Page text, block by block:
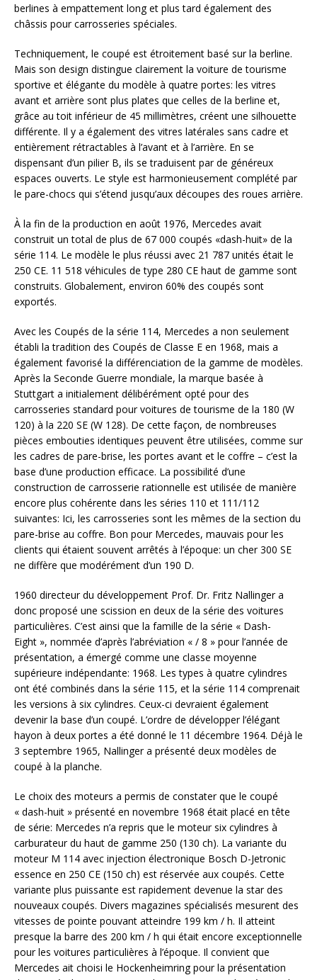
berlines à empattement long et plus tard également des
châssis pour carrosseries spéciales.
Techniquement, le coupé est étroitement basé sur la berline.
Mais son design distingue clairement la voiture de tourisme
sportive et élégante du modèle à quatre portes: les vitres
avant et arrière sont plus plates que celles de la berline et,
grâce au toit inférieur de 45 millimètres, créent une silhouette
différente. Il y a également des vitres latérales sans cadre et
entièrement rétractables à l’avant et à l’arrière. En se
dispensant d’un pilier B, ils se traduisent par de généreux
espaces ouverts. Le style est harmonieusement complété par
le pare-chocs qui s’étend jusqu’aux découpes des roues arrière.
À la fin de la production en août 1976, Mercedes avait
construit un total de plus de 67 000 coupés «dash-huit» de la
série 114. Le modèle le plus réussi avec 21 787 unités était le
250 CE. 11 518 véhicules de type 280 CE haut de gamme sont
construits. Globalement, environ 60% des coupés sont
exportés.
Avec les Coupés de la série 114, Mercedes a non seulement
établi la tradition des Coupés de Classe E en 1968, mais a
également favorisé la différenciation de la gamme de modèles.
Après la Seconde Guerre mondiale, la marque basée à
Stuttgart a initialement délibérément opté pour des
carrosseries standard pour voitures de tourisme de la 180 (W
120) à la 220 SE (W 128). De cette façon, de nombreuses
pièces embouties identiques peuvent être utilisées, comme sur
les cadres de pare-brise, les portes avant et le coffre – c’est la
base d’une production efficace. La possibilité d’une
construction de carrosserie rationnelle est utilisée de manière
encore plus cohérente dans les séries 110 et 111/112
suivantes: Ici, les carrosseries sont les mêmes de la section du
pare-brise au coffre. Bon pour Mercedes, mauvais pour les
clients qui étaient souvent arrêtés à l’époque: un cher 300 SE
ne diffère que modérément d’un 190 D.
1960 directeur du développement Prof. Dr. Fritz Nallinger a
donc proposé une scission en deux de la série des voitures
particulières. C’est ainsi que la famille de la série « Dash-
Eight », nommée d’après l’abréviation « / 8 » pour l’année de
présentation, a émergé comme une classe moyenne
supérieure indépendante: 1968. Les types à quatre cylindres
ont été combinés dans la série 115, et la série 114 comprenait
les versions à six cylindres. Ceux-ci devraient également
devenir la base d’un coupé. L’ordre de développer l’élégant
hayon à deux portes a été donné le 11 décembre 1964. Déjà le
3 septembre 1965, Nallinger a présenté deux modèles de
coupé à la planche.
Le choix des moteurs a permis de constater que le coupé
« dash-huit » présenté en novembre 1968 était placé en tête
de série: Mercedes n’a repris que le moteur six cylindres à
carburateur du haut de gamme 250 (130 ch). La variante du
moteur M 114 avec injection électronique Bosch D-Jetronic
essence en 250 CE (150 ch) est réservée aux coupés. Cette
variante plus puissante est rapidement devenue la star des
nouveaux coupés. Divers magazines spécialisés mesurent des
vitesses de pointe pouvant atteindre 199 km / h. Il atteint
presque la barre des 200 km / h qui était encore exceptionnelle
pour les voitures particulières à l’époque. Il convient que
Mercedes ait choisi le Hockenheimring pour la présentation